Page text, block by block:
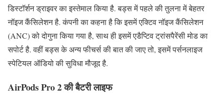
डिस्टॉर्शन ड्राइवर का इस्तेमाल किया है. बड्स में पहले की तुलना में बेहतर
नॉइज कैंसिलेशन है. कंपनी का कहना है कि इसमें एक्टिव नॉइज कैंसिलेशन
(ANC) को दोगुना किया गया है, साथ ही इसमें एडैप्टिव ट्रांसपैरेंसी मोड का
सपोर्ट है. वहीं बड्स के अन्य फीचर्स की बात की जाए तो, इसमें पर्सनलाइज
स्पेटियल ऑडियो की सुविधा मौजूद है.
AirPods Pro 2 की बैटरी लाइफ